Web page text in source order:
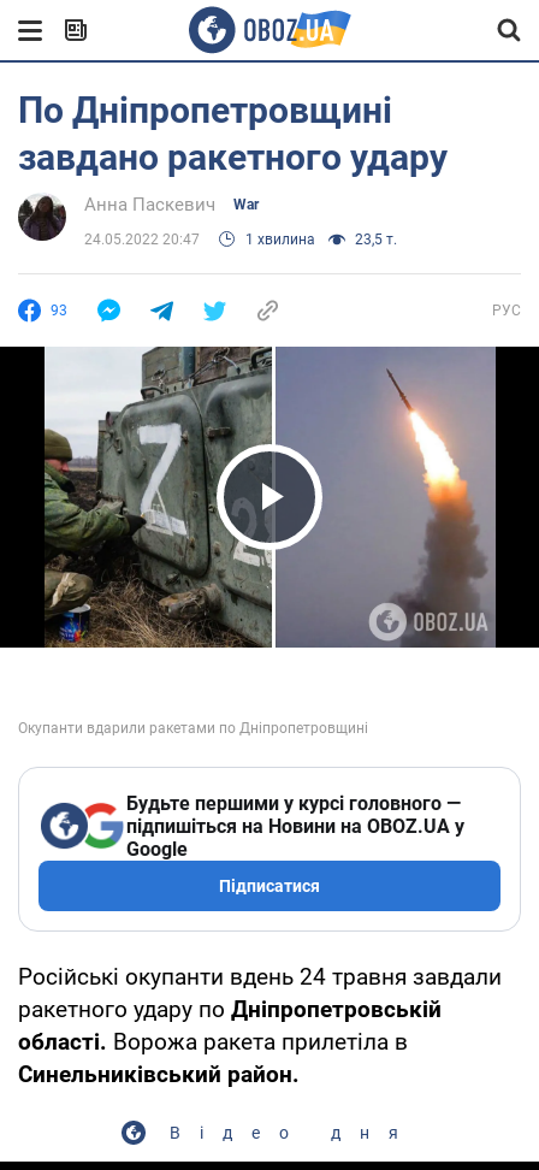
По Дніпропетровщині
завдано ракетного удару
Анна Паскевич War
24.05.2022 20:47 1 хвилина 23,5 т.
93 РУС
Play Video
Будьте першими у курсі головного —
підпишіться на Новини на OBOZ.UA у
Google
Підписатися
Російські окупанти вдень 24 травня завдали
ракетного удару по Дніпропетровській
області. Ворожа ракета прилетіла в
Синельниківський район.
Відео дня